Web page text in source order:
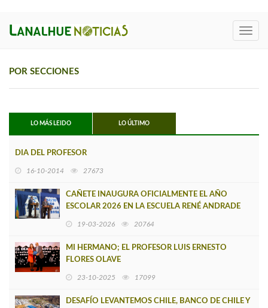
POR SECCIONES
LO MÁS LEIDO LO ÚLTIMO
DIA DEL PROFESOR
16-10-2014 27673
CAÑETE INAUGURA OFICIALMENTE EL AÑO
ESCOLAR 2026 EN LA ESCUELA RENÉ ANDRADE
19-03-2026 20764
MI HERMANO; EL PROFESOR LUIS ERNESTO
FLORES OLAVE
23-10-2025 17099
DESAFÍO LEVANTEMOS CHILE, BANCO DE CHILE Y